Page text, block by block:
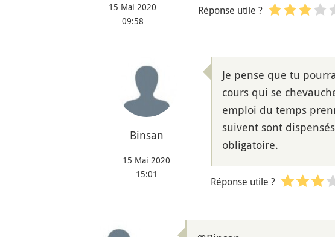
15 Mai 2020
09:58
Réponse utile ?
Binsan
15 Mai 2020
15:01
Je pense que tu
cours qui se
emploi du temps
suivent sont
obligatoire.
Réponse utile ?